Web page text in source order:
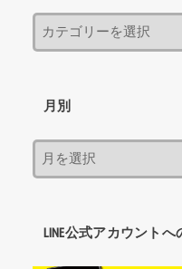
月別
LINE公式アカウント